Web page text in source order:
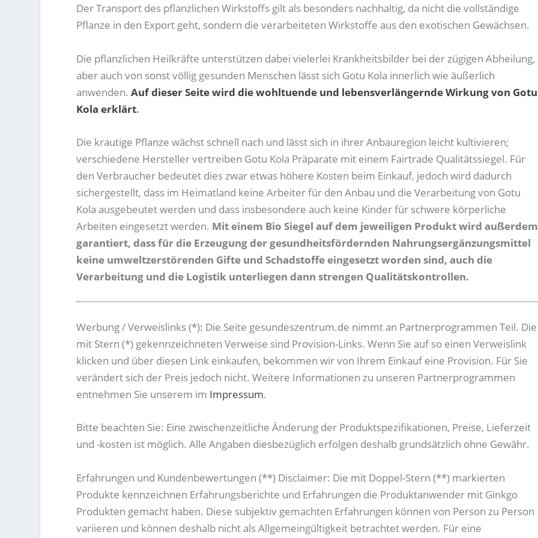
Der Transport des pflanzlichen Wirkstoffs gilt als besonders nachhaltig, da nicht die vollständige
Pflanze in den Export geht, sondern die verarbeiteten Wirkstoffe aus den exotischen Gewächsen.
Die pflanzlichen Heilkräfte unterstützen dabei vielerlei Krankheitsbilder bei der zügigen Abheilung,
aber auch von sonst völlig gesunden Menschen lässt sich Gotu Kola innerlich wie äußerlich
anwenden.Auf dieser Seite wird die wohltuende und lebensverlängernde Wirkung von Gotu
Kola erklärt.
Die krautige Pflanze wächst schnell nach und lässt sich in ihrer Anbauregion leicht kultivieren;
verschiedene Hersteller vertreiben Gotu Kola Präparate mit einem Fairtrade Qualitätssiegel. Für
den Verbraucher bedeutet dies zwar etwas höhere Kosten beim Einkauf, jedoch wird dadurch
sichergestellt, dass im Heimatland keine Arbeiter für den Anbau und die Verarbeitung von Gotu
Kola ausgebeutet werden und dass insbesondere auch keine Kinder für schwere körperliche
Arbeiten eingesetzt werden. Mit einem Bio Siegel auf dem jeweiligen Produkt wird außerdem
garantiert, dass für die Erzeugung der gesundheitsfördernden Nahrungsergänzungsmittel
keine umweltzerstörenden Gifte und Schadstoffe eingesetzt worden sind, auch die
Verarbeitung und die Logistik unterliegen dann strengen Qualitätskontrollen.
Werbung / Verweislinks (*): Die Seite gesundeszentrum.de nimmt an Partnerprogrammen Teil. Die
mit Stern (*) gekennzeichneten Verweise sind Provision-Links. Wenn Sie auf so einen Verweislink
klicken und über diesen Link einkaufen, bekommen wir von Ihrem Einkauf eine Provision. Für Sie
verändert sich der Preis jedoch nicht. Weitere Informationen zu unseren Partnerprogrammen
entnehmen Sie unserem im Impressum.
Bitte beachten Sie: Eine zwischenzeitliche Änderung der Produktspezifikationen, Preise, Lieferzeit
und -kosten ist möglich. Alle Angaben diesbezüglich erfolgen deshalb grundsätzlich ohne Gewähr.
Erfahrungen und Kundenbewertungen (**) Disclaimer: Die mit Doppel-Stern (**) markierten
Produkte kennzeichnen Erfahrungsberichte und Erfahrungen die Produktanwender mit Ginkgo
Produkten gemacht haben. Diese subjektiv gemachten Erfahrungen können von Person zu Person
variieren und können deshalb nicht als Allgemeingültigkeit betrachtet werden. Für eine